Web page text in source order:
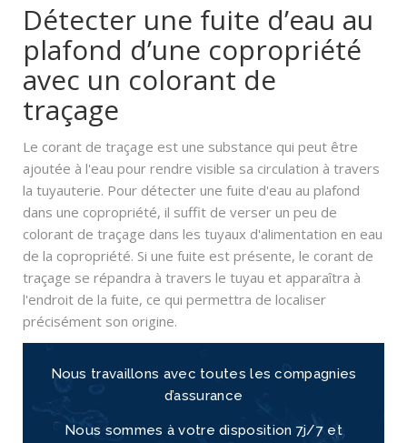
Détecter une fuite d’eau au
plafond d’une copropriété
avec un colorant de
traçage
Le corant de traçage est une substance qui peut être
ajoutée à l'eau pour rendre visible sa circulation à travers
la tuyauterie. Pour détecter une fuite d'eau au plafond
dans une copropriété, il suffit de verser un peu de
colorant de traçage dans les tuyaux d'alimentation en eau
de la copropriété. Si une fuite est présente, le corant de
traçage se répandra à travers le tuyau et apparaîtra à
l'endroit de la fuite, ce qui permettra de localiser
précisément son origine.
Nous travaillons avec toutes les compagnies
d’assurance
Nous sommes à votre disposition 7j/7 et